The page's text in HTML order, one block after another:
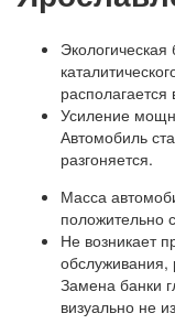
располагается
Усиление
Автомобиль
разгоняется.
Масса
положительно
Не возникает
обслуживания,
Замена банки
визуально не